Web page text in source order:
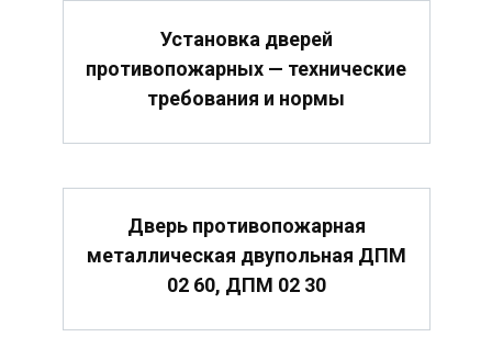
Установка дверей
противопожарных — технические
требования и нормы
Дверь противопожарная
металлическая двупольная ДПМ
02 60, ДПМ 02 30